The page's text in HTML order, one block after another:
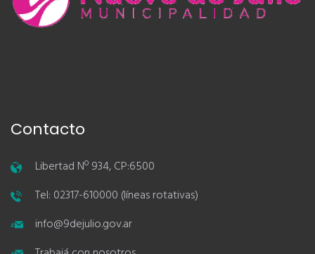
Contacto
Libertad Nº 934, CP:6500
Tel: 02317-610000 (líneas rotativas)
info@9dejulio.gov.ar